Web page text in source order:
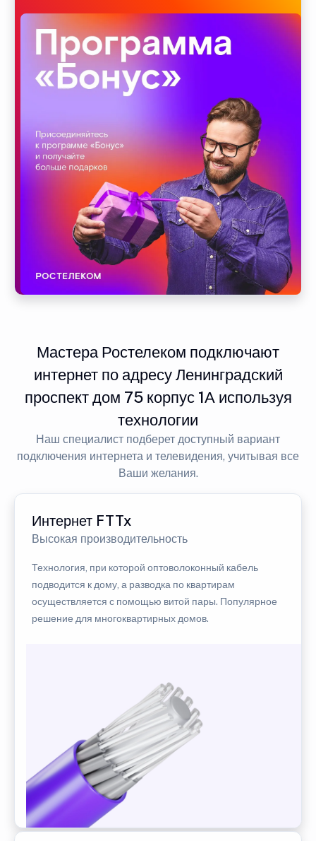
Мастера Ростелеком подключают
интернет по адресу Ленинградский
проспект дом 75 корпус 1А используя
технологии
Наш специалист подберет доступный вариант
подключения интернета и телевидения, учитывая все
Ваши желания.
Интернет FTTx
Высокая производительность
Технология, при которой оптоволоконный кабель
подводится к дому, а разводка по квартирам
осуществляется с помощью витой пары. Популярное
решение для многоквартирных домов.